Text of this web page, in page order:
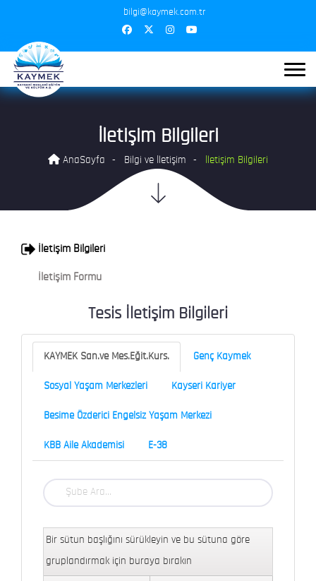
bilgi@kaymek.com.tr
İletişim Bilgileri
AnaSayfa Bilgi ve İletişim İletişim Bilgileri
İletişim Bilgileri
İletişim Formu
Tesis İletişim Bilgileri
KAYMEK San.ve Mes.Eğit.Kurs. Genç Kaymek
Sosyal Yaşam Merkezleri Kayseri Kariyer
Besime Özderici Engelsiz Yaşam Merkezi
KBB Aile Akademisi E-38
Bir sütun başlığını sürükleyin ve bu sütuna göre
gruplandırmak için buraya bırakın